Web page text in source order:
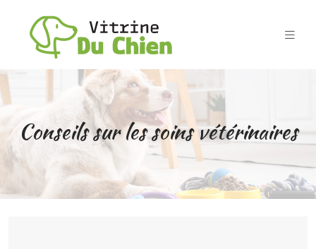
Conseils sur les soins vétérinaires